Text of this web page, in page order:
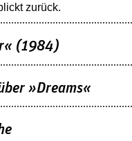
zurück.
(1984)
»Dreams«